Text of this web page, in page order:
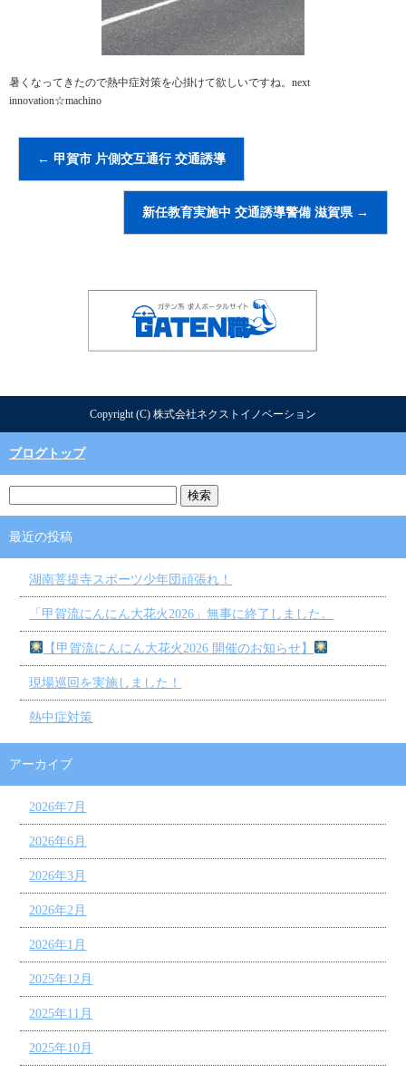
暑くなってきたので熱中症対策を心掛けて欲しいですね。next
innovation☆machino
← 甲賀市 片側交互通行 交通誘導
新任教育実施中 交通誘導警備 滋賀県 →
Copyright (C) 株式会社ネクストイノベーション
ブログトップ
最近の投稿
湖南菩提寺スポーツ少年団頑張れ！
「甲賀流にんにん大花火2026」無事に終了しました。
【甲賀流にんにん大花火2026 開催のお知らせ】
現場巡回を実施しました！
熱中症対策
アーカイブ
2026年7月
2026年6月
2026年3月
2026年2月
2026年1月
2025年12月
2025年11月
2025年10月